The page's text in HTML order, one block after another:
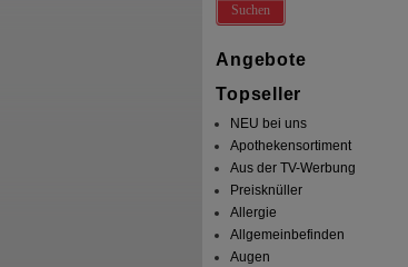
Suchen
Angebote
Topseller
NEU bei uns
Apothekensortiment
Aus der TV-Werbung
Preisknüller
Allergie
Allgemeinbefinden
Augen